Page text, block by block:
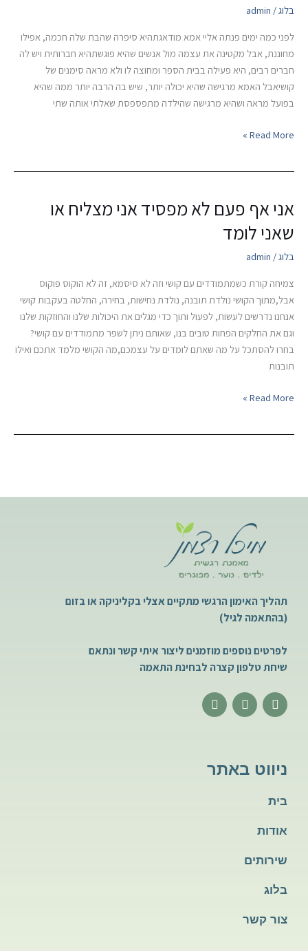
בלוג /
admin
לפני כמה ימים פנתה אליי אמא מודאגתהיא סיפרה שהבת שלה חכמה, אפילו
מחוננת, אבל מקטינה את עצמה מול אנשים שהיא פוגשתהיא חברותית ויש לה
חברים רבים, היא פעילה בבית הספר ומחוצה לו ולא מראה סימנים של
קושיאבל האמא מרגישה שהיא יכולה יותר, שיש בה הרבה יותר ממה שהיא
בפועל מראה ושהיא מרגישה שהילדה מתפספסת שאלתי אותה שתי
הוא
או
של
הילד/ה
שלי?
Read More »
אני אף פעם לא מפסיד אני מצליח או
שאני לומד
בלוג/
admin
צמיחה קורת כשמתמודדים עם קושי וזה לא סיסמא, זה לא הוקוס פוקוס
אבל,מתוך הקושי נולדת תובנה, נולדת נחישות, בחירה, החלטה בעקבות קושי
אנחנו נדרשים לעשות, לפעול ותוך כדי מגלים את היכולות שלנו והחוזקות שלנו
וגם את החלקים הפחות טובים בנו, שאותם ניתן לשפר מתמודדים עם קושי?
בחרו להסתכל על מה שאתם לומדים על עצמכם,מה הקושי מלמד אתכם ואילו
תובנות
אני
פעם
לא
אני
מצליח
או
שאני
לומד
Read More »
תהליך האימון הרגשי מתקיים אצלי בקליניקה או בזום
(בהתאמה לגיל)
לפרטים נוספים מוזמנים ליצור איתי קשר ונתאם
שיחת טלפון קצרה לבחינת התאמה
F
a
c
o
I
n
s
r
Y
o
u
e
ניווט באתר
בית
אודות
שירותים
בלוג
צור קשר